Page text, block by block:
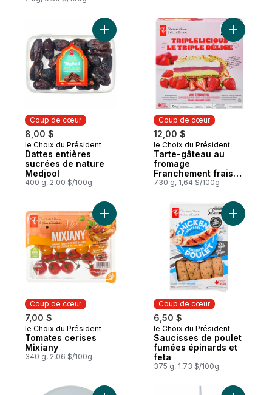
pommes de terre et
aux pois
Coup de cœur
8,00 $
Coup de cœur
le Choix du Président
Dattes entières
sucrées de nature
Medjool
400 g, 2,00 $/100g
Ajouter Dattes entières sucrées de
Coup de cœur
12,00 $
Coup de cœur
le Choix du Président
Tarte-gâteau au
fromage
Franchement fraise
Le triple délice
730 g, 1,64 $/100g
Ajouter
Coup de cœur
7,00 $
Coup de cœur
le Choix du Président
Tomates cerises
Mixiany
340 g, 2,06 $/100g
Ajouter Tomates cerises Mixiany au
Coup de cœur
6,50 $
Coup de cœur
le Choix du Président
Saucisses de poulet
fumées épinards et
feta
375 g, 1,73 $/100g
Ajouter